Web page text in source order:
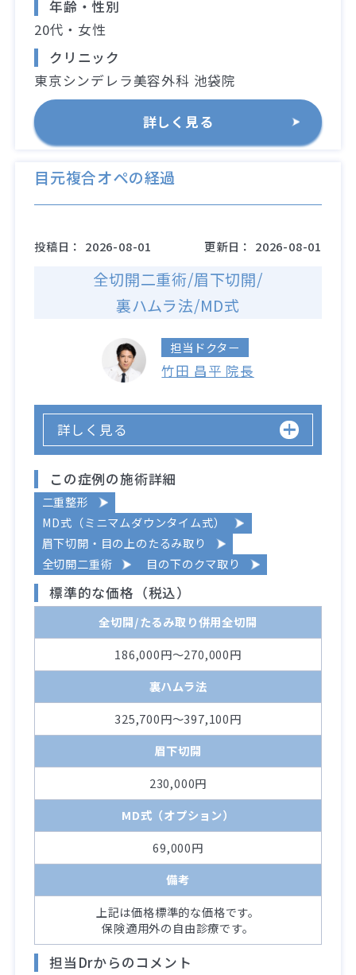
年齢・性別
20代・女性
クリニック
東京シンデレラ美容外科 池袋院
詳しく見る
目元複合オペの経過
投稿日： 2026-08-01 更新日： 2026-08-01
全切開二重術/眉下切開/
裏ハムラ法/MD式
担当ドクター
竹田 昌平 院長
詳しく見る
この症例の施術詳細
二重整形
MD式（ミニマムダウンタイム式）
眉下切開・目の上のたるみ取り
全切開二重術
目の下のクマ取り
標準的な価格（税込）
全切開/たるみ取り併用全切開
186,000円～270,000円
裏ハムラ法
325,700円～397,100円
眉下切開
230,000円
MD式（オプション）
69,000円
備考
上記は価格標準的な価格です。
保険適用外の自由診療です。
担当Drからのコメント